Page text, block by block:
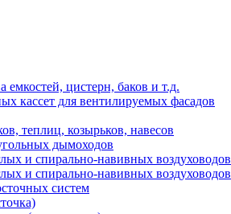
цистерн, баков и т.д.
кассет для вентилируемых фасадов
теплиц, козырьков, навесов
дымоходов
и спирально-навивных воздуховодов
и спирально-навивных воздуховодов
систем